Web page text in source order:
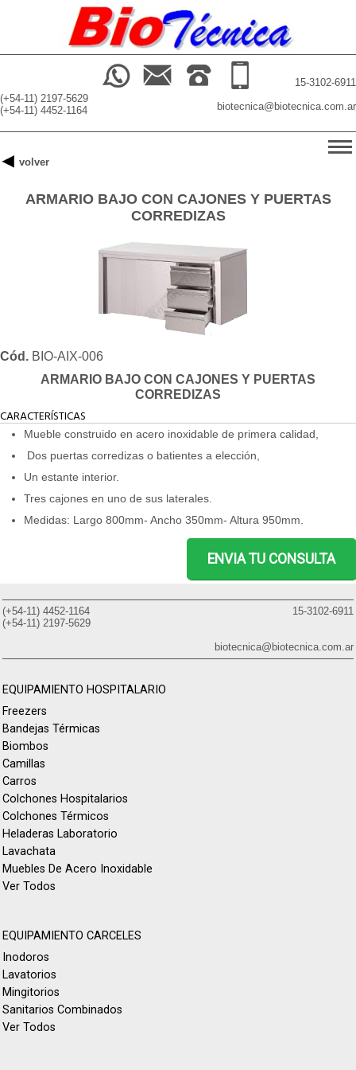
(+54-11) 2197-5629
(+54-11) 4452-1164
15-3102-6911
biotecnica@biotecnica.com.ar
PRODUCTOS
NOSOTROS
volver
ARMARIO BAJO CON CAJONES Y PUERTAS
CORREDIZAS
Cód. BIO-AIX-006
ARMARIO BAJO CON CAJONES Y PUERTAS
CORREDIZAS
CARACTERÍSTICAS
Mueble construido en acero inoxidable de primera calidad,
Dos puertas corredizas o batientes a elección,
Un estante interior.
Tres cajones en uno de sus laterales.
Medidas: Largo 800mm- Ancho 350mm- Altura 950mm.
ENVIA TU CONSULTA
(+54-11) 4452-1164
(+54-11) 2197-5629
15-3102-6911
biotecnica@biotecnica.com.ar
EQUIPAMIENTO HOSPITALARIO
Freezers
Bandejas Térmicas
Biombos
Camillas
Carros
Colchones Hospitalarios
Colchones Térmicos
Heladeras Laboratorio
Lavachata
Muebles De Acero Inoxidable
Ver Todos
EQUIPAMIENTO CARCELES
Inodoros
Lavatorios
Mingitorios
Sanitarios Combinados
Ver Todos